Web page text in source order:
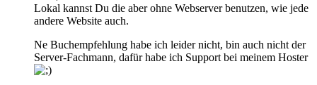
Lokal kannst Du die aber ohne Webserver benutzen, wie jede
andere Website auch.
Ne Buchempfehlung habe ich leider nicht, bin auch nicht der
Server-Fachmann, dafür habe ich Support bei meinem Hoster